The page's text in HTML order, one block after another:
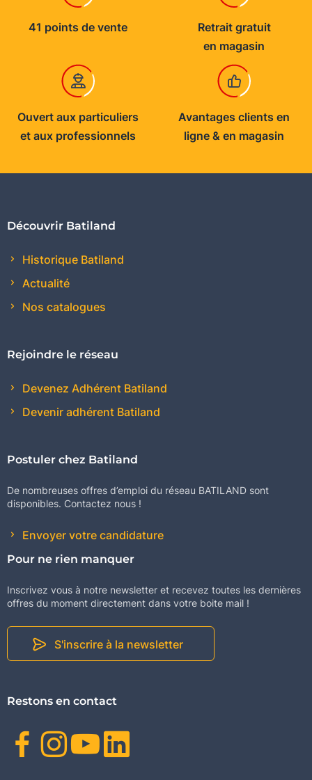
Pierre, brique, parpaing, ciment, peintures,
crépis…
Conditions 5°C < T°C < 35° - Conserver dans
son emballage d’origine
41 points de vente
Retrait gratuit
en magasin
Ouvert aux particuliers
et aux professionnels
Avantages clients en
ligne & en magasin
Découvrir Batiland
Historique Batiland
Actualité
Nos catalogues
Rejoindre le réseau
Devenez Adhérent Batiland
Devenir adhérent Batiland
Postuler chez Batiland
De nombreuses offres d’emploi du réseau BATILAND sont
disponibles. Contactez nous !
Envoyer votre candidature
Pour ne rien manquer
Inscrivez vous à notre newsletter et recevez toutes les dernières
offres du moment directement dans votre boite mail !
S'inscrire à la newsletter
Restons en contact
Facebook
Instagram
Youtube